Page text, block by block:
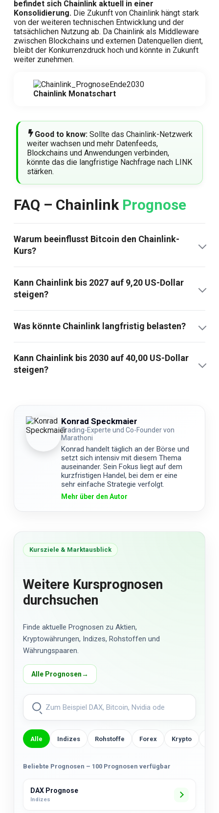
befindet sich Chainlink aktuell in einer
Konsolidierung. Die Zukunft von Chainlink hängt stark
von der weiteren technischen Entwicklung und der
tatsächlichen Nutzung ab. Da Chainlink als Middleware
zwischen Blockchains und externen Datenquellen dient,
bleibt der Konkurrenzdruck hoch und könnte in Zukunft
weiter zunehmen.
Chainlink Monatschart
Good to know: Sollte das Chainlink-Netzwerk
weiter wachsen und mehr Datenfeeds,
Blockchains und Anwendungen verbinden,
könnte das die langfristige Nachfrage nach LINK
stärken.
FAQ – ChainlinkPrognose
Warum beeinflusst Bitcoin den Chainlink-
Kurs?
Kann Chainlink bis 2027 auf 9,20 US-Dollar
steigen?
Was könnte Chainlink langfristig belasten?
Kann Chainlink bis 2030 auf 40,00 US-Dollar
steigen?
Konrad Speckmaier
Trading-Experte und Co-Founder von
Marathoni
Konrad handelt täglich an der Börse und
setzt sich intensiv mit diesem Thema
auseinander. Sein Fokus liegt auf dem
kurzfristigen Handel, bei dem er eine
sehr einfache Strategie verfolgt.
Mehr über den Autor
Kursziele & Marktausblick
Weitere Kursprognosen
durchsuchen
Finde aktuelle Prognosen zu Aktien,
Kryptowährungen, Indizes, Rohstoffen und
Währungspaaren.
Alle Prognosen→
Alle Indizes Rohstoffe Forex Krypto
Beliebte Prognosen – 100 Prognosen verfügbar
DAX Prognose
Indizes